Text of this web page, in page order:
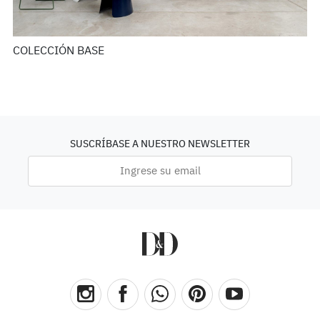
COLECCIÓN BASE
SUSCRÍBASE A NUESTRO NEWSLETTER